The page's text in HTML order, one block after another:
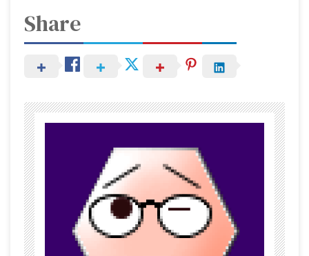
Share